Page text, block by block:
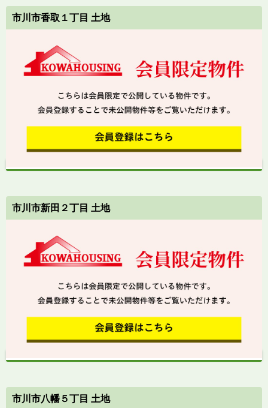
市川市香取１丁目 土地
市川市新田２丁目 土地
市川市八幡５丁目 土地